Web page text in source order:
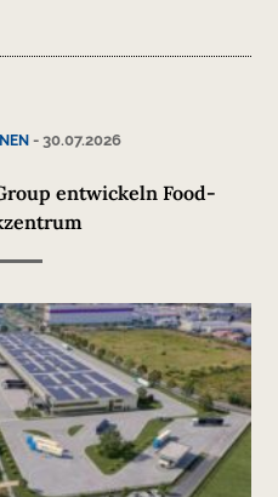
- 30.07.2026
entwickeln Food-